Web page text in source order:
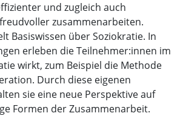
und zugleich auch
zusammenarbeiten.
Basiswissen über Soziokratie. In
erleben die Teilnehmer:innen im
wirkt, zum Beispiel die Methode
Durch diese eigenen
sie eine neue Perspektive auf
Formen der Zusammenarbeit.